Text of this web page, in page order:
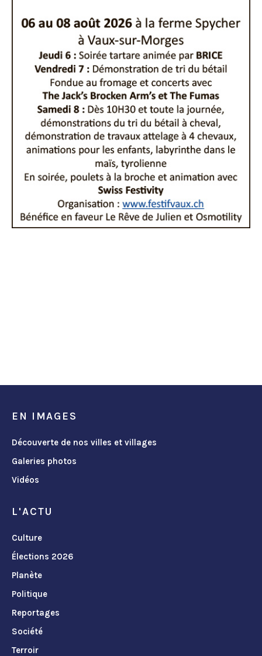
EN IMAGES
Découverte de nos villes et villages
Galeries photos
Vidéos
L'ACTU
Culture
Élections 2026
Planète
Politique
Reportages
Société
Terroir